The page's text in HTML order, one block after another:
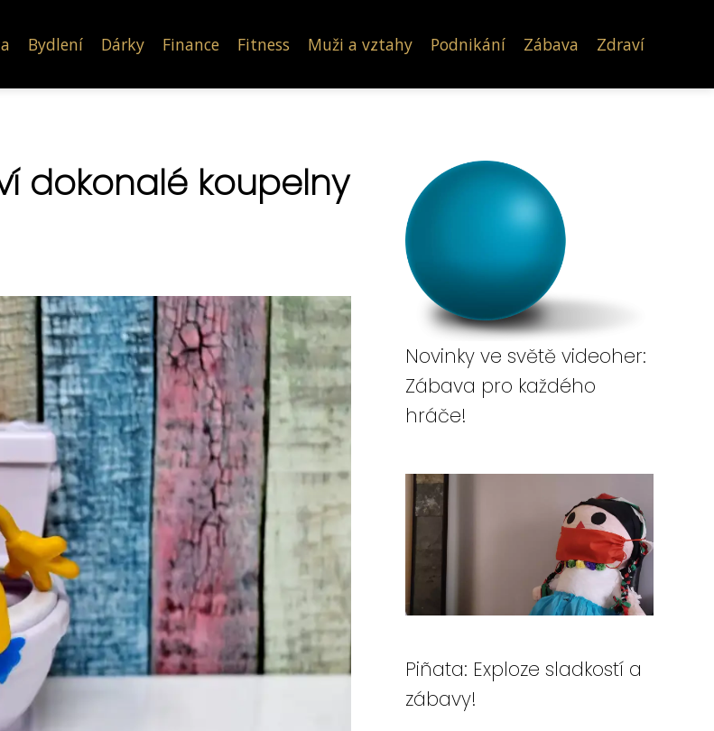
Bydlení Dárky Finance Fitness Muži a vztahy Podnikání Zábava Zdraví
dokonalé koupelny
Novinky ve světě videoher:
Zábava pro každého
hráče!
Piñata: Exploze sladkostí a
zábavy!